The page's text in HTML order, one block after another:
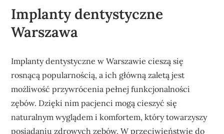
Implanty dentystyczne
Warszawa
Implanty dentystyczne w Warszawie cieszą się
rosnącą popularnością, a ich główną zaletą jest
możliwość przywrócenia pełnej funkcjonalności
zębów. Dzięki nim pacjenci mogą cieszyć się
naturalnym wyglądem i komfortem, który towarzyszy
posiadaniu zdrowych zębów. W przeciwieństwie do